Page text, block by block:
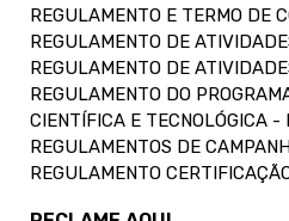
REGULAMENTO E TERMO DE
REGULAMENTO DE
REGULAMENTO DE
REGULAMENTO DO
CIENTÍFICA E TECNOLÓGICA -
REGULAMENTOS DE
REGULAMENTO